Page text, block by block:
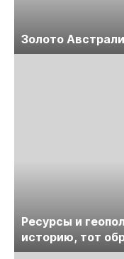
Золото
Ресурсы и
историю, тот